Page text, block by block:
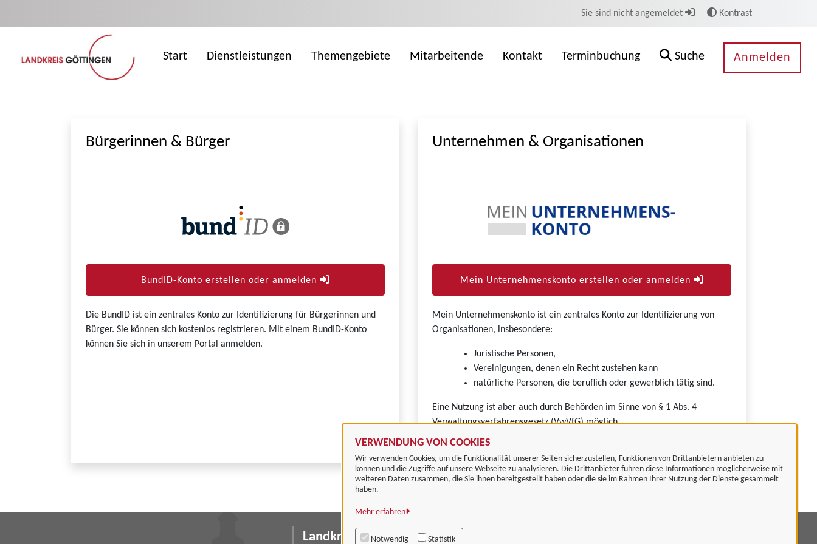
VERWENDUNG VON COOKIES
Wir verwenden Cookies, um die Funktionalität unserer Seiten sicherzustellen, Funktionen von Drittanbietern anbieten zu
können und die Zugriffe auf unsere Webseite zu analysieren. Die Drittanbieter führen diese Informationen möglicherweise mit
weiteren Daten zusammen, die Sie ihnen bereitgestellt haben oder die sie im Rahmen Ihrer Nutzung der Dienste gesammelt
haben.
Mehr erfahren
Notwendig Statistik
Sie sind nicht angemeldet Kontrast
Start Dienstleistungen Themengebiete Mitarbeitende Kontakt Terminbuchung Suche Anmelden
Bürgerinnen & Bürger
BundID-Konto erstellen oder anmelden
Die BundID ist ein zentrales Konto zur Identifizierung für Bürgerinnen und
Bürger. Sie können sich kostenlos registrieren. Mit einem BundID-Konto
können Sie sich in unserem Portal anmelden.
Unternehmen & Organisationen
Mein Unternehmenskonto erstellen oder anmelden
Mein Unternehmenskonto ist ein zentrales Konto zur Identifizierung von
Organisationen, insbesondere:
Juristische Personen,
Vereinigungen, denen ein Recht zustehen kann
natürliche Personen, die beruflich oder gewerblich tätig sind.
Eine Nutzung ist aber auch durch Behörden im Sinne von § 1 Abs. 4
Verwaltungsverfahrensgesetz (VwVfG) möglich.
Landkreis Göttingen